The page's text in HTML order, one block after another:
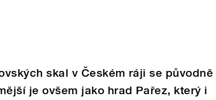
skal v Českém ráji se původně
je ovšem jako hrad Pařez, který i